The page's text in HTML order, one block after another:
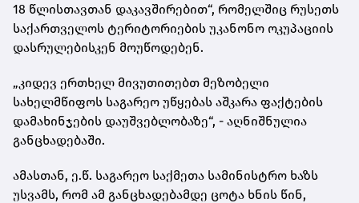
18 წლისთავთან დაკავშირებით“, რომელშიც რუსეთს
საქართველოს ტერიტორიების უკანონო ოკუპაციის
დასრულებისკენ მოუწოდებენ.
„კიდევ ერთხელ მივუთითებთ მეზობელი
სახელმწიფოს საგარეო უწყებას აშკარა ფაქტების
დამახინჯების დაუშვებლობაზე“, - აღნიშნულია
განცხადებაში.
ამასთან, ე.წ. საგარეო საქმეთა სამინისტრო ხაზს
უსვამს, რომ ამ განცხადებამდე ცოტა ხნის წინ,